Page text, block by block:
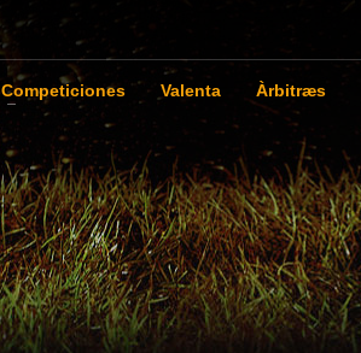
Competiciones Valenta Àrbitræs